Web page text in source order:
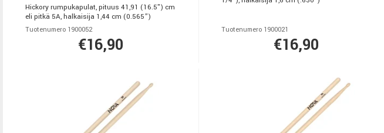
Hickory rumpukapulat, pituus 41,91 (16.5") cm
eli pitkä 5A, halkaisija 1,44 cm (0.565”)
Tuotenumero 1900052
€16,90
Tuotenumero 1900021
€16,90